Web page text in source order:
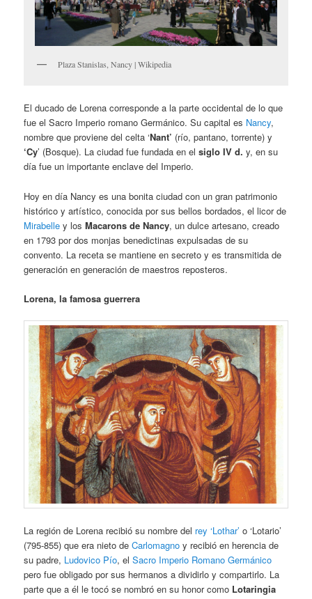
Plaza Stanislas, Nancy | Wikipedia
El ducado de Lorena corresponde a la parte occidental de lo que
fue el Sacro Imperio romano Germánico. Su capital es Nancy,
nombre que proviene del celta ‘Nant’ (río, pantano, torrente) y
‘Cy’ (Bosque). La ciudad fue fundada en elsiglo IV d. y, en su
día fue un importante enclave del Imperio.
Hoy en día Nancy es una bonita ciudad con un gran patrimonio
histórico y artístico, conocida por sus bellos bordados, el licor de
Mirabelle y losMacarons de Nancy, un dulce artesano, creado
en 1793 por dos monjas benedictinas expulsadas de su
convento. La receta se mantiene en secreto y es transmitida de
generación en generación de maestros reposteros.
Lorena, la famosa guerrera
La región de Lorena recibió su nombre del rey ‘Lothar’ o ‘Lotario’
(795-855) que era nieto deCarlomagno y recibió en herencia de
su padre, Ludovico Pío, elSacro Imperio Romano Germánico
pero fue obligado por sus hermanos a dividirlo y compartirlo. La
parte que a él le tocó se nombró en su honor como Lotaringia